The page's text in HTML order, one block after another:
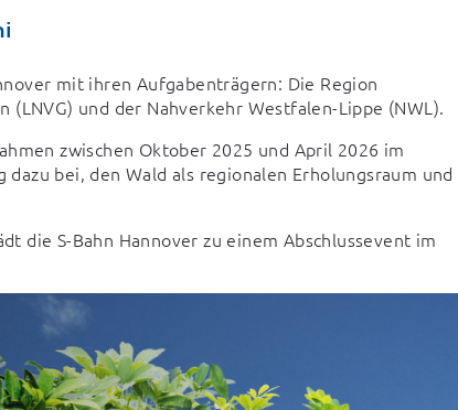
mit ihren Aufgabenträgern: Die Region
(LNVG) und der Nahverkehr Westfalen-Lippe (NWL).
zwischen Oktober 2025 und April 2026 im
bei, den Wald als regionalen Erholungsraum und
die S-Bahn Hannover zu einem Abschlussevent im